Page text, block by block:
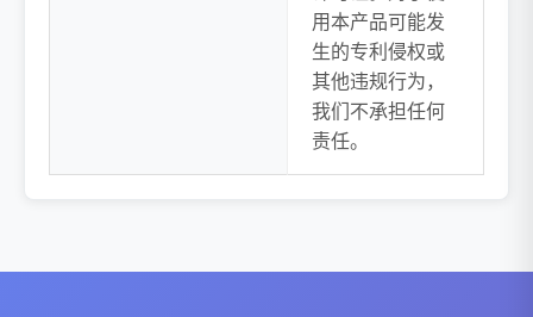
用本产品可能发
生的专利侵权或
其他违规行为，
我们不承担任何
责任。